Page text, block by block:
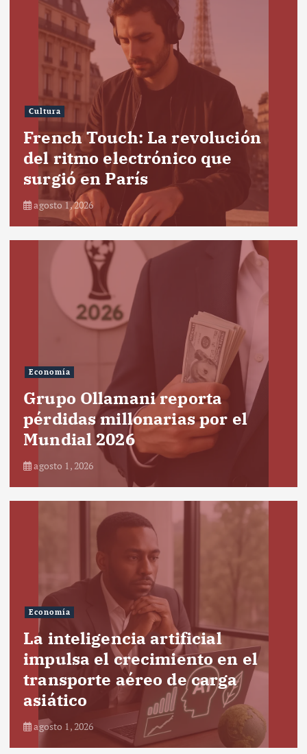
Cultura
French Touch: La revolución
del ritmo electrónico que
surgió en París
agosto 1, 2026
Economía
Grupo Ollamani reporta
pérdidas millonarias por el
Mundial 2026
agosto 1, 2026
Economía
La inteligencia artificial
impulsa el crecimiento en el
transporte aéreo de carga
asiático
agosto 1, 2026